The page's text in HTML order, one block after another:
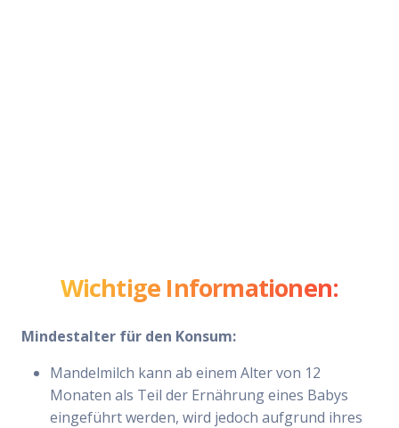
Wichtige Informationen:
Mindestalter für den Konsum:
Mandelmilch kann ab einem Alter von 12
Monaten als Teil der Ernährung eines Babys
eingeführt werden, wird jedoch aufgrund ihres